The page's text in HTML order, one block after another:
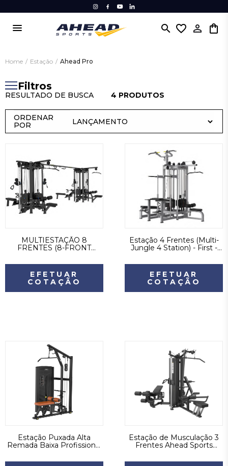
menu search favorite_border
Home / Estação / Ahead Pro
RESULTADO DE BUSCA 4 PRODUTOS
Filtros
MULTIESTAÇÃO 8
FRENTES (8-FRONT
PRETO
EFETUAR
COTAÇÃO
Estação 4 Frentes (Multi-
Jungle 4 Station) - First -
EFETUAR
COTAÇÃO
Estação Puxada Alta
Remada Baixa Profissional
Estação de Musculação 3
Frentes Ahead Sports